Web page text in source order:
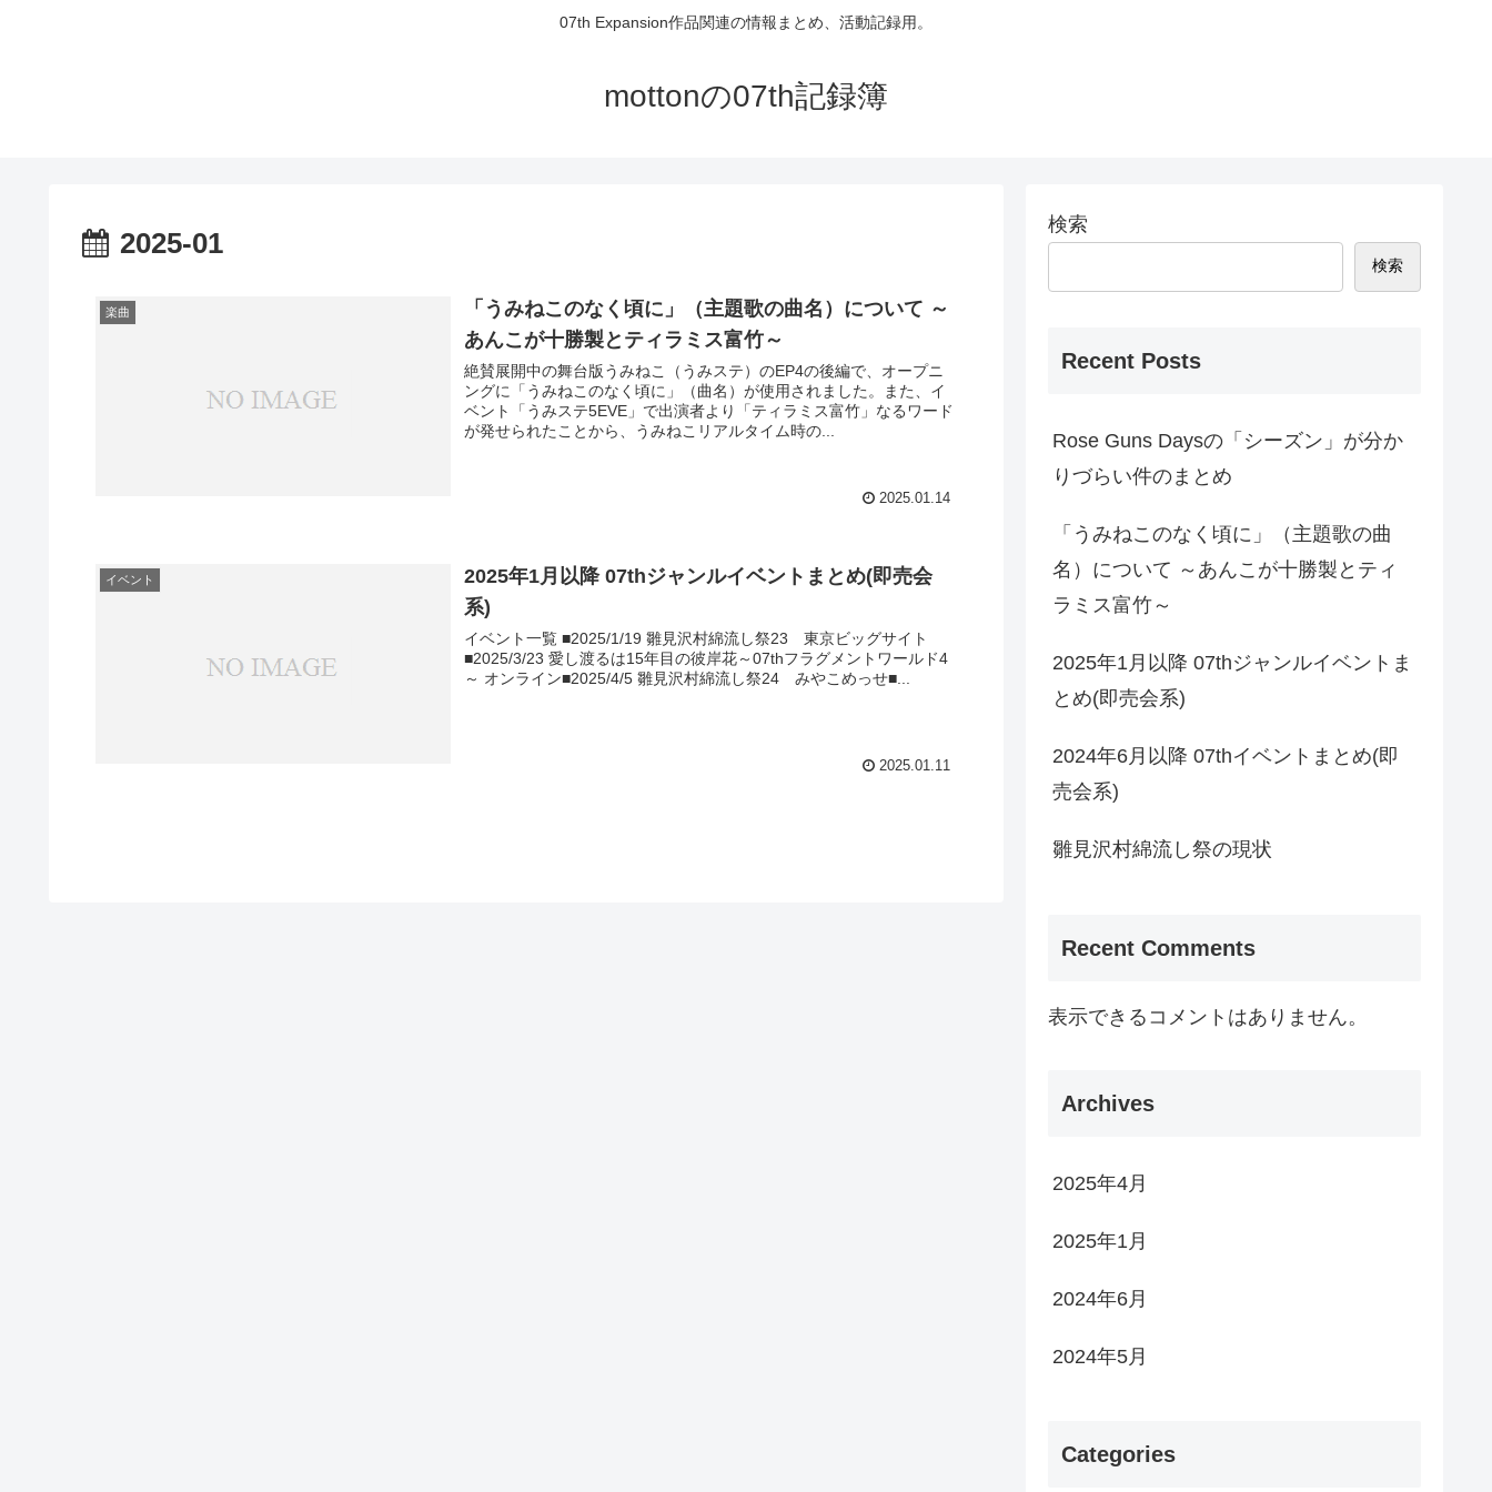
07th Expansion作品関連の情報まとめ、活動記録用。
mottonの07th記録簿
2025-01
楽曲
「うみねこのなく頃に」（主題歌の曲名）について ～
あんこが十勝製とティラミス富竹～
絶賛展開中の舞台版うみねこ（うみステ）のEP4の後編で、オープニ
ングに「うみねこのなく頃に」（曲名）が使用されました。また、イ
ベント「うみステ5EVE」で出演者より「ティラミス富竹」なるワード
が発せられたことから、うみねこリアルタイム時の...
2025.01.14
イベント
2025年1月以降 07thジャンルイベントまとめ(即売会
系)
イベント一覧 ■2025/1/19 雛見沢村綿流し祭23 東京ビッグサイト
■2025/3/23 愛し渡るは15年目の彼岸花～07thフラグメントワールド4
～ オンライン■2025/4/5 雛見沢村綿流し祭24 みやこめっせ■...
2025.01.11
検索
検索
Recent Posts
Rose Guns Daysの「シーズン」が分か
りづらい件のまとめ
「うみねこのなく頃に」（主題歌の曲
名）について ～あんこが十勝製とティ
ラミス富竹～
2025年1月以降 07thジャンルイベントま
とめ(即売会系)
2024年6月以降 07thイベントまとめ(即
売会系)
雛見沢村綿流し祭の現状
Recent Comments
表示できるコメントはありません。
Archives
2025年4月
2025年1月
2024年6月
2024年5月
Categories